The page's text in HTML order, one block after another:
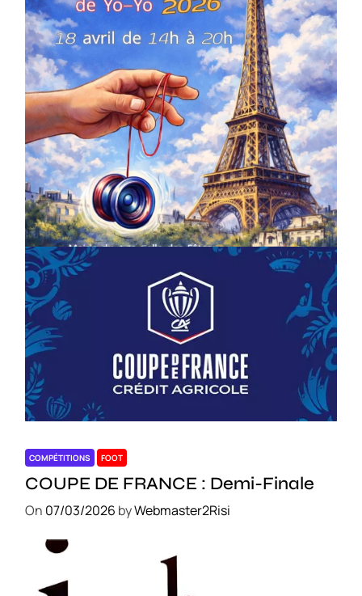
COMPÉTITIONS CULTURE EN FAMILLE JEUNESSE & SPORTS
Championnat de France de la FYYA
le 18 avril – Paris 14e
On18/03/2026byWebmaster2Risi
COMPÉTITIONS FOOT
COUPE DE FRANCE : Demi-Finale
On 07/03/2026 byWebmaster2Risi